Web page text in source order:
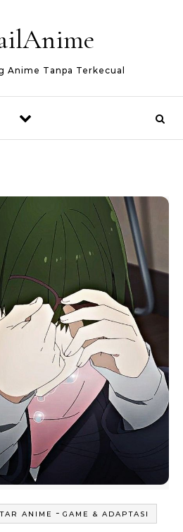
Anime Tanpa Terkecual
ANIME - GAME & ADAPTASI